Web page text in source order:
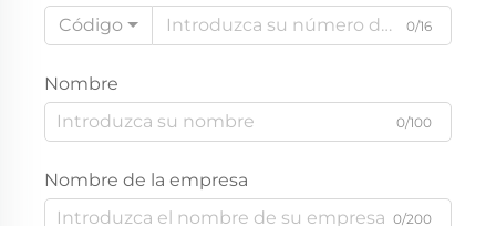
Código
0/16
Nombre
0/100
Nombre de la empresa
0/200